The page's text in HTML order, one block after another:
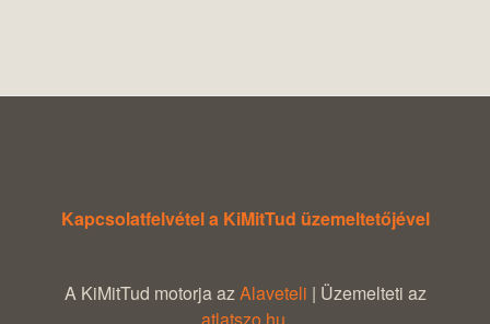
Kapcsolatfelvétel a KiMitTud üzemeltetőjével
A KiMitTud motorja azAlaveteli | Üzemelteti az